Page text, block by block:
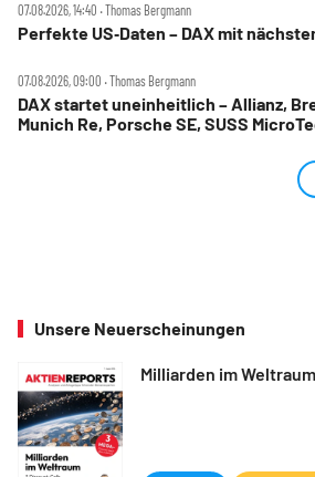
07.08.2026, 14:40 ‧ Thomas Bergmann
Perfekte US‑Daten – DAX mit
07.08.2026, 09:00 ‧ Thomas Bergmann
DAX startet uneinheitlich – Allianz,
Munich Re, Porsche SE, SUSS
Unsere Neuerscheinungen
Milliarden im Weltraum